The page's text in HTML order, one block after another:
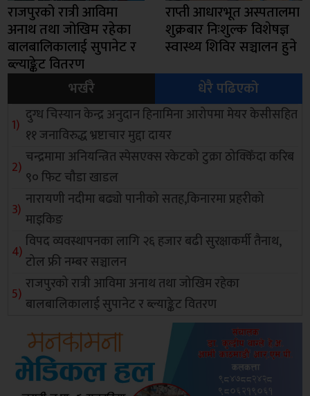
राजपुरको रात्री आविमा
अनाथ तथा जोखिम रहेका
बालबालिकालाई सुपानेट र
ब्ल्याङ्केट वितरण
राप्ती आधारभूत अस्पतालमा
शुक्रबार निःशुल्क विशेषज्ञ
स्वास्थ्य शिविर सञ्चालन हुने
भर्खरै
धेरै पढिएको
दुग्ध चिस्यान केन्द्र अनुदान हिनामिना आरोपमा मेयर केसीसहित
११ जनाविरुद्ध भ्रष्टाचार मुद्दा दायर
चन्द्रमामा अनियन्त्रित स्पेसएक्स रकेटको टुक्रा ठोक्किँदा करिब
९० फिट चौडा खाडल
नारायणी नदीमा बढ्यो पानीको सतह,किनारमा प्रहरीको
माइकिङ
विपद व्यवस्थापनका लागि २६ हजार बढी सुरक्षाकर्मी तैनाथ,
टोल फ्री नम्बर सञ्चालन
राजपुरको रात्री आविमा अनाथ तथा जोखिम रहेका
बालबालिकालाई सुपानेट र ब्ल्याङ्केट वितरण